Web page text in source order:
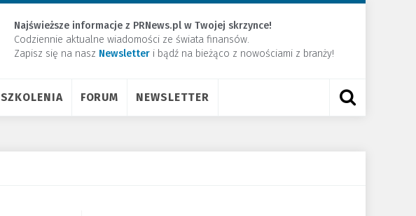
Najświeższe informacje z PRNews.pl w Twojej skrzynce!
Codziennie aktualne wiadomości ze świata finansów.
Zapisz się na nasz Newsletter ​i bądź na bieżąco z nowościami z branży!
SZKOLENIA FORUM NEWSLETTER